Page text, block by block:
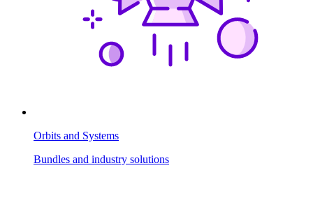
Orbits and Systems
Bundles and industry solutions